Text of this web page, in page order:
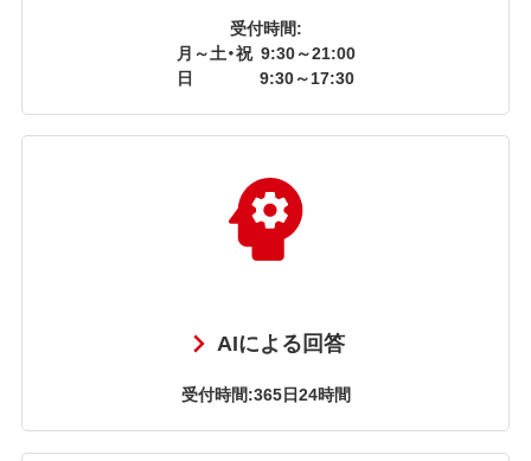
受付時間:
月～土・祝 9:30～21:00
日
9:30～17:30
AIによる回答
受付時間:365日24時間